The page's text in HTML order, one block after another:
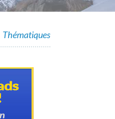
Thématiques